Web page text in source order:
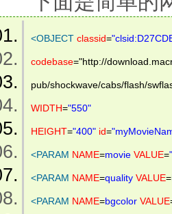
<OBJECT classid=
codebase="http://
pub/shockwave/cabs/flash/
WIDTH="550"
HEIGHT="400" id=
<PARAM NAME=movie VALUE=
<PARAM NAME=quality VALUE=
<PARAM NAME=bgcolor VALUE